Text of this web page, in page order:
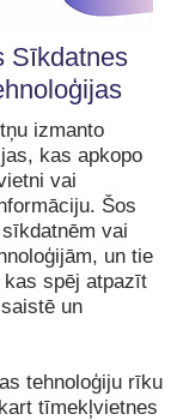
Sīkdatnes
izmanto
kas apkopo
vai
Šos
vai
un tie
spēj atpazīt
un
tehnoloģiju rīku
tīmekļvietnes